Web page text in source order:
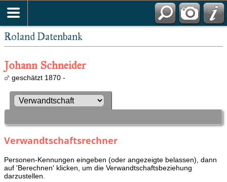
Roland Datenbank
Johann Schneider
geschätzt 1870 -
Verwandtschaftsrechner
Personen-Kennungen eingeben (oder angezeigte belassen), dann
auf 'Berechnen' klicken, um die Verwandtschaftsbeziehung
darzustellen.